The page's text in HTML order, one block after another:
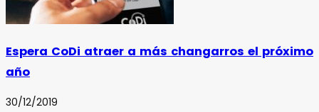
Espera CoDi atraer a más changarros el próximo
año
30/12/2019